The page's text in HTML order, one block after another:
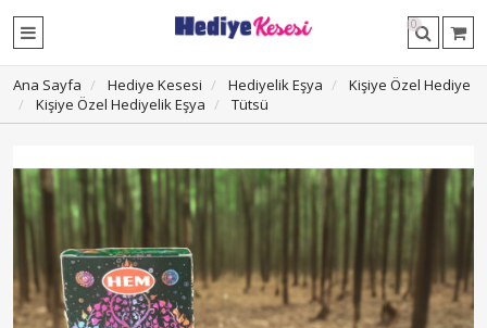
0
Ana Sayfa Hediye Kesesi Hediyelik Eşya
Kişiye Özel Hediye
Kişiye Özel Hediyelik Eşya
Tütsü